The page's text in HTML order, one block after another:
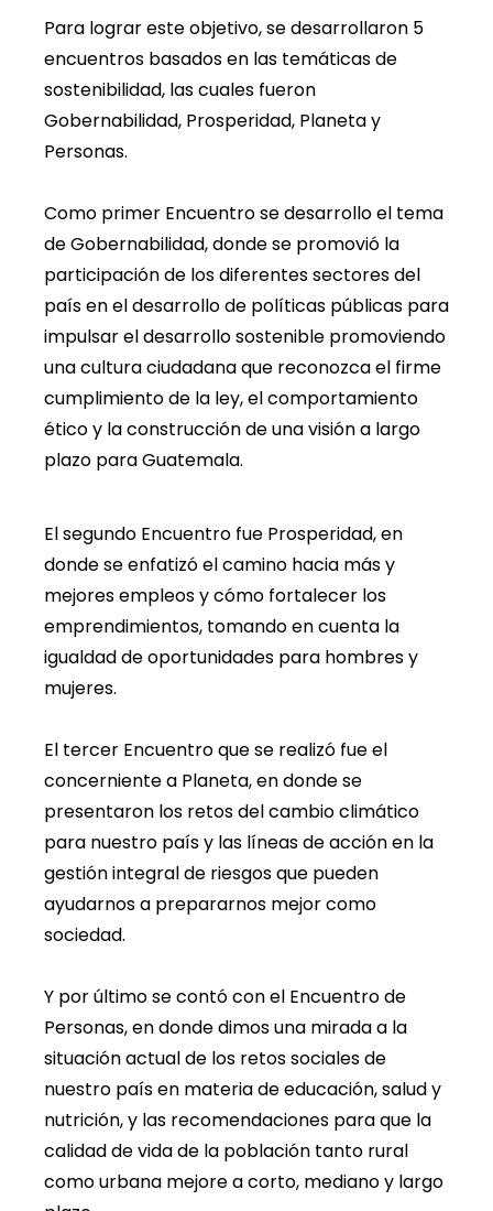
Para lograr este objetivo, se desarrollaron 5
encuentros basados en las temáticas de
sostenibilidad, las cuales fueron
Gobernabilidad, Prosperidad, Planeta y
Personas.
Como primer Encuentro se desarrollo el tema
de Gobernabilidad, donde se promovió la
participación de los diferentes sectores del
país en el desarrollo de políticas públicas para
impulsar el desarrollo sostenible promoviendo
una cultura ciudadana que reconozca el firme
cumplimiento de la ley, el comportamiento
ético y la construcción de una visión a largo
plazo para Guatemala.
El segundo Encuentro fue Prosperidad, en
donde se enfatizó el camino hacia más y
mejores empleos y cómo fortalecer los
emprendimientos, tomando en cuenta la
igualdad de oportunidades para hombres y
mujeres.
El tercer Encuentro que se realizó fue el
concerniente a Planeta, en donde se
presentaron los retos del cambio climático
para nuestro país y las líneas de acción en la
gestión integral de riesgos que pueden
ayudarnos a prepararnos mejor como
sociedad.
Y por último se contó con el Encuentro de
Personas, en donde dimos una mirada a la
situación actual de los retos sociales de
nuestro país en materia de educación, salud y
nutrición, y las recomendaciones para que la
calidad de vida de la población tanto rural
como urbana mejore a corto, mediano y largo